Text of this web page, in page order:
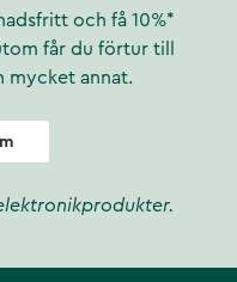
och få 10%*
får du förtur till
mycket annat.